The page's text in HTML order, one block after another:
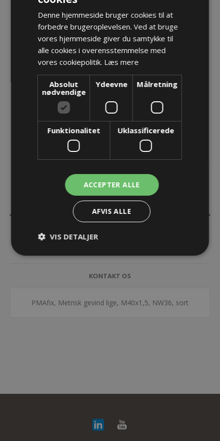
PMAfix, Metrisk gevind lige, M40x1,5, NW36, sort
Varenr.: BVNV-M406.20
Producent: PMA - ABB Schweitzerland Ltd
Opret konto for at se priser
BESKRIVELSE
KONTAKT OS
PMAfix, Metrisk gevind lige, M40x1,5, NW36, sort
Denne hjemmeside bruger cookies til at
forbedre brugeroplevelsen. Ved at bruge
vores hjemmeside giver du samtykke til
alle cookies i overensstemmelse med
vores cookiepolitik. Læs mere
Absolut
nødvendige
Ydeevne Målretning
Funktionalitet Uklassificerede
ACCEPTER ALLE
AFVIS ALLE
VIS DETALJER